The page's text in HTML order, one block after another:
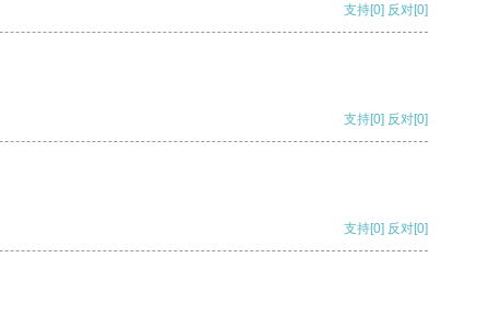
支持[0] 反对[0]
支持[0] 反对[0]
支持[0] 反对[0]